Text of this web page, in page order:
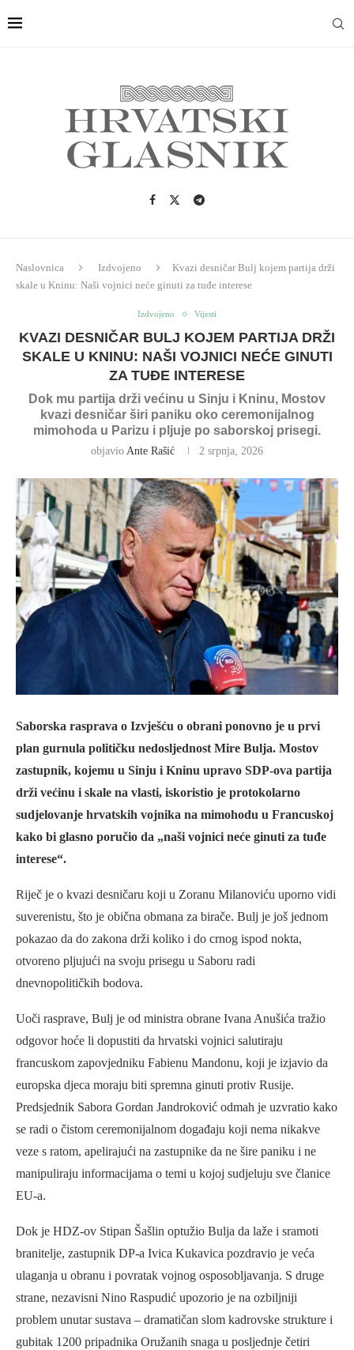
Naslovnica Izdvojeno
Kvazi desničar Bulj kojem partija drži
skale u Kninu: Naši vojnici neće ginuti za tuđe interese
Izdvojeno Vijesti
KVAZI DESNIČAR BULJ KOJEM PARTIJA DRŽI
SKALE U KNINU: NAŠI VOJNICI NEĆE GINUTI
ZA TUĐE INTERESE
Dok mu partija drži većinu u Sinju i Kninu, Mostov
kvazi desničar širi paniku oko ceremonijalnog
mimohoda u Parizu i pljuje po saborskoj prisegi.
objavio Ante Rašić 2 srpnja, 2026
Saborska rasprava o Izvješću o obrani ponovno je u prvi
plan gurnula političku nedosljednost Mire Bulja. Mostov
zastupnik, kojemu u Sinju i Kninu upravo SDP-ova partija
drži većinu i skale na vlasti, iskoristio je protokolarno
sudjelovanje hrvatskih vojnika na mimohodu u Francuskoj
kako bi glasno poručio da „naši vojnici neće ginuti za tuđe
interese“.
Riječ je o kvazi desničaru koji u Zoranu Milanoviću uporno vidi
suverenistu, što je obična obmana za birače. Bulj je još jednom
pokazao da do zakona drži koliko i do crnog ispod nokta,
otvoreno pljujući na svoju prisegu u Saboru radi
dnevnopolitičkih bodova.
Uoči rasprave, Bulj je od ministra obrane Ivana Anušića tražio
odgovor hoće li dopustiti da hrvatski vojnici salutiraju
francuskom zapovjedniku Fabienu Mandonu, koji je izjavio da
europska djeca moraju biti spremna ginuti protiv Rusije.
Predsjednik Sabora Gordan Jandroković odmah je uzvratio kako
se radi o čistom ceremonijalnom događaju koji nema nikakve
veze s ratom, apelirajući na zastupnike da ne šire paniku i ne
manipuliraju informacijama o temi u kojoj sudjeluju sve članice
EU-a.
Dok je HDZ-ov Stipan Šašlin optužio Bulja da laže i sramoti
branitelje, zastupnik DP-a Ivica Kukavica pozdravio je veća
ulaganja u obranu i povratak vojnog osposobljavanja. S druge
strane, nezavisni Nino Raspudić upozorio je na ozbiljniji
problem unutar sustava – dramatičan slom kadrovske strukture i
gubitak 1200 pripadnika Oružanih snaga u posljednje četiri